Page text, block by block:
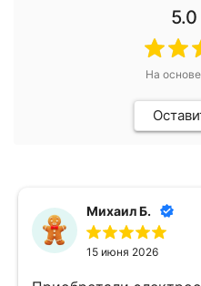
5.0
На основе
Михаил Б.
15 июня 2026